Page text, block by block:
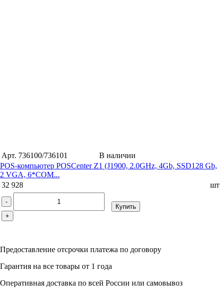
Арт. 736100/736101
В наличии
POS-компьютер POSCenter Z1 (J1900, 2.0GHz, 4Gb, SSD128 Gb,
2 VGA, 6*COM...
32 928
шт
-
+
Купить
Предоставление отсрочки платежа по договору
Гарантия на все товары от 1 года
Оперативная доставка по всей России или самовывоз